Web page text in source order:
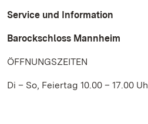
Service und Information
Barockschloss Mannheim
ÖFFNUNGSZEITEN
Di – So, Feiertag 10.00 – 17.00